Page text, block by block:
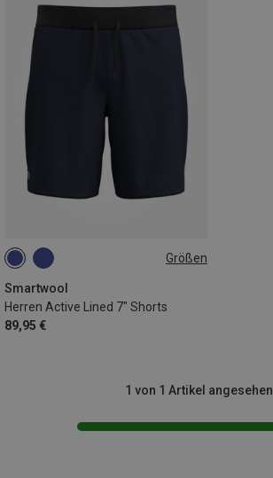
Größen
Smartwool
Herren Active Lined 7" Shorts
89,95 €
XL
1 von 1 Artikel angesehen